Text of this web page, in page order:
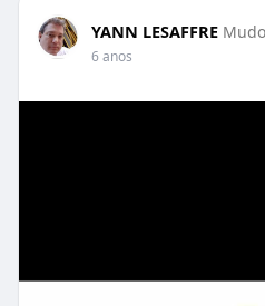
YANN LESAFFRE
6 anos